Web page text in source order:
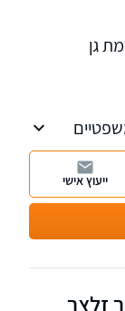
גן
רשלנות
אביב
מחלות
אונו
ייעוץ אישי
זלצר